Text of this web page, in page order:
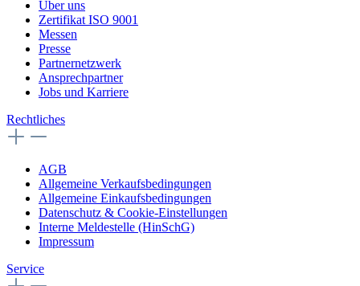
Über uns
Zertifikat ISO 9001
Messen
Presse
Partnernetzwerk
Ansprechpartner
Jobs und Karriere
Rechtliches
AGB
Allgemeine Verkaufsbedingungen
Allgemeine Einkaufsbedingungen
Datenschutz & Cookie-Einstellungen
Interne Meldestelle (HinSchG)
Impressum
Service